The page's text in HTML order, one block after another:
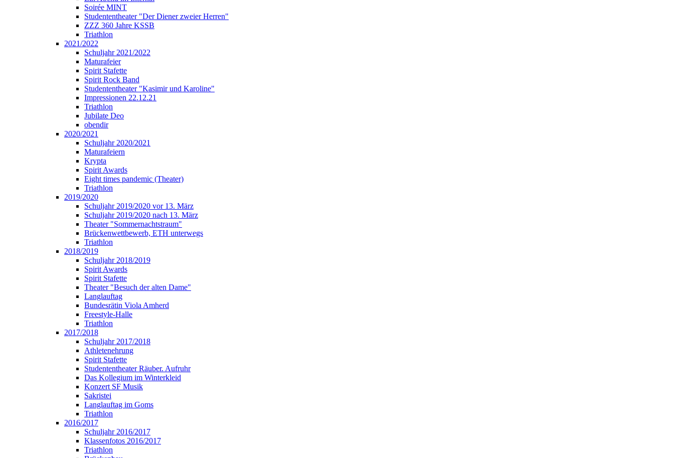
Soirée MINT
Studententheater "Der Diener zweier Herren"
ZZZ 360 Jahre KSSB
Triathlon
2021/2022
Schuljahr 2021/2022
Maturafeier
Spirit Stafette
Spirit Rock Band
Studententheater "Kasimir und Karoline"
Impressionen 22.12.21
Triathlon
Jubilate Deo
obendir
2020/2021
Schuljahr 2020/2021
Maturafeiern
Krypta
Spirit Awards
Eight times pandemic (Theater)
Triathlon
2019/2020
Schuljahr 2019/2020 vor 13. März
Schuljahr 2019/2020 nach 13. März
Theater "Sommernachtstraum"
Brückenwettbewerb, ETH unterwegs
Triathlon
2018/2019
Schuljahr 2018/2019
Spirit Awards
Spirit Stafette
Theater "Besuch der alten Dame"
Langlauftag
Bundesrätin Viola Amherd
Freestyle-Halle
Triathlon
2017/2018
Schuljahr 2017/2018
Athletenehrung
Spirit Stafette
Studententheater Räuber. Aufruhr
Das Kollegium im Winterkleid
Konzert SF Musik
Sakristei
Langlauftag im Goms
Triathlon
2016/2017
Schuljahr 2016/2017
Klassenfotos 2016/2017
Triathlon